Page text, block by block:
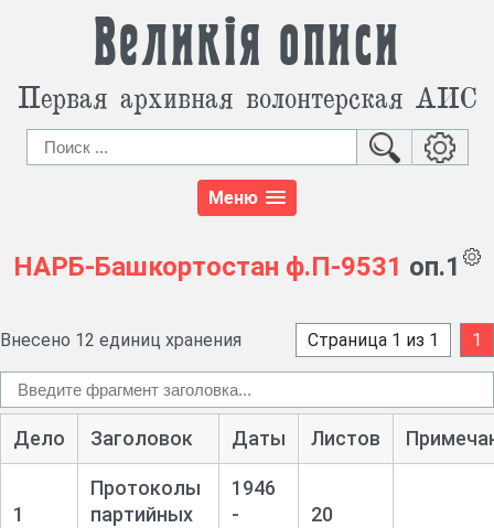
Великія описи
Первая архивная волонтерская АИС
Меню
НАРБ-Башкортостан ф.П-9531 оп.1
Внесено 12 единиц хранения Страница 1 из 1 1
Дело Заголовок Даты Листов
1
Протоколы
партийных
1946
-
20